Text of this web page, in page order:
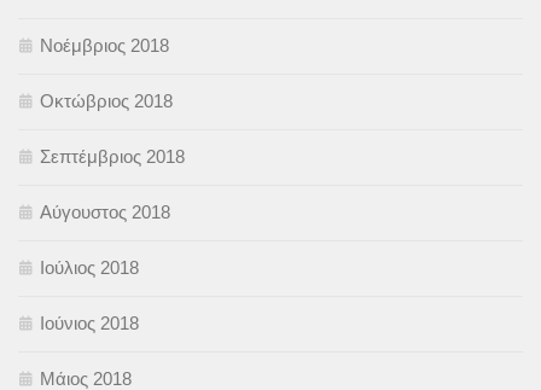
Νοέμβριος 2018
Οκτώβριος 2018
Σεπτέμβριος 2018
Αύγουστος 2018
Ιούλιος 2018
Ιούνιος 2018
Μάιος 2018